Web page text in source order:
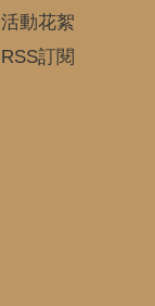
活動花絮
RSS訂閱